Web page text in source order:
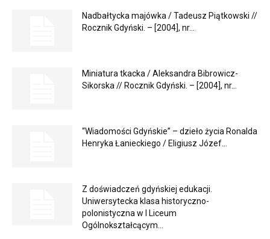
Nadbałtycka majówka / Tadeusz Piątkowski //
Rocznik Gdyński. – [2004], nr...
Miniatura tkacka / Aleksandra Bibrowicz-
Sikorska // Rocznik Gdyński. – [2004], nr...
“Wiadomości Gdyńskie” – dzieło życia Ronalda
Henryka Łanieckiego / Eligiusz Józef...
Z doświadczeń gdyńskiej edukacji.
Uniwersytecka klasa historyczno-
polonistyczna w I Liceum
Ogólnokształcącym...